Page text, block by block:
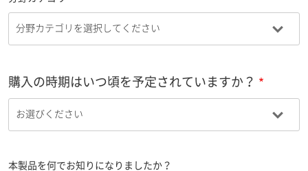
購入の時期はいつ頃を予定されていますか？
本製品を何でお知りになりましたか？